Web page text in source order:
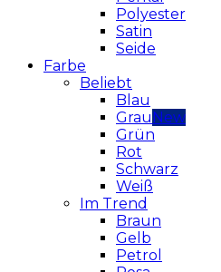
Polyester
Satin
Seide
Farbe
Beliebt
Blau
Grau
Grün
Rot
Schwarz
Weiß
Im Trend
Braun
Gelb
Petrol